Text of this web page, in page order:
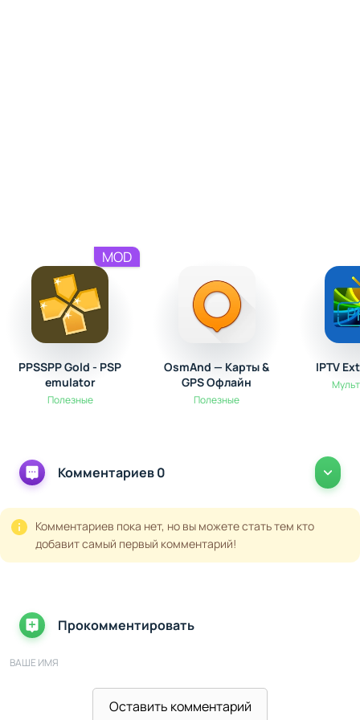
самые смелые идеи, предоставляя платформу для
креатива и экспериментов.
PPSSPP Gold - PSP
emulator
Полезные
MOD
OsmAnd — Карты &
GPS Офлайн
Полезные
IPTV
Комментариев 0
Комментариев пока нет, но вы можете стать тем кто
добавит самый первый комментарий!
Прокомментировать
ВАШЕ ИМЯ
Оставить комментарий